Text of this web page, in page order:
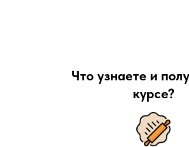
Что узнаете и
курсе?